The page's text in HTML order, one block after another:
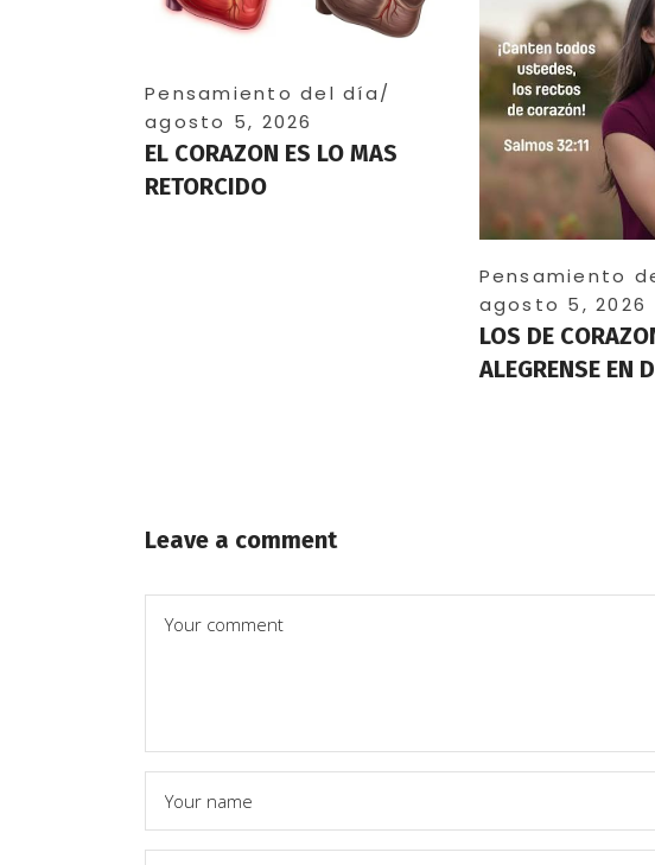
Pensamiento del día
agosto 5, 2026
EL CORAZON ES LO MAS
RETORCIDO
Pensamiento
agosto 5, 2026
LOS DE
ALEGRENSE EN
Leave a comment